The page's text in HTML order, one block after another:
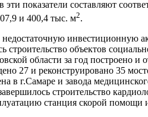
эти показатели составляют
и 400,4 тыс. м2.
инвестиционную
строительство объектов
области за год построено
27 и реконструировано 35
в г.Самаре и завода
строительство
станция скорой помощи